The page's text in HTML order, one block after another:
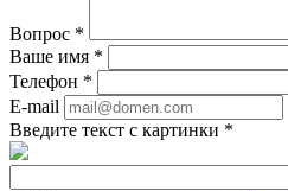
Вопрос *
Ваше имя *
Телефон *
E-mail
Введите текст с картинки *